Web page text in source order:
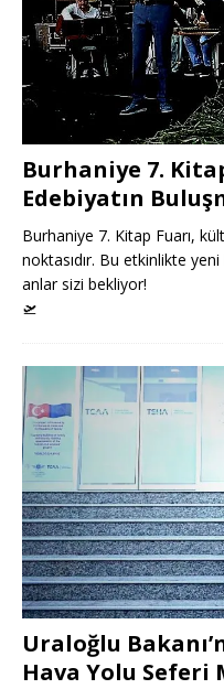
Burhaniye 7.
Edebiyatın
Burhaniye 7. Kitap Fuarı,
noktasıdır. Bu etkinlikte
anlar sizi bekliyor!
🛫
Uraloğlu
Hava Yolu Seferi